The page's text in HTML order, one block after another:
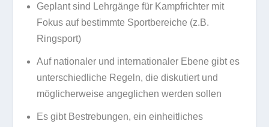
Geplant sind Lehrgänge für Kampfrichter mit
Fokus auf bestimmte Sportbereiche (z.B.
Ringsport)
Auf nationaler und internationaler Ebene gibt es
unterschiedliche Regeln, die diskutiert und
möglicherweise angeglichen werden sollen
Es gibt Bestrebungen, ein einheitliches